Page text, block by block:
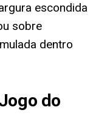
escondida
sobre
dentro
do